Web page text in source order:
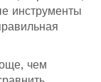
инструменты
чем